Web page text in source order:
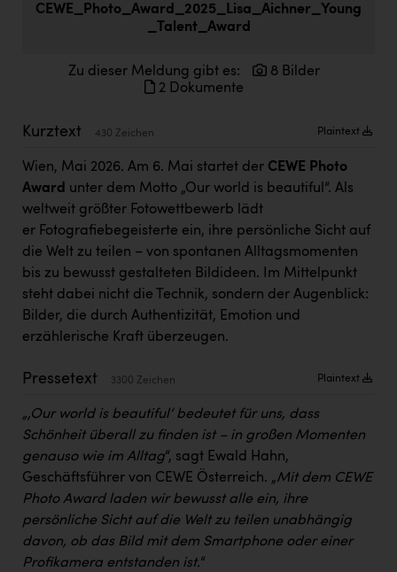
Doppler Gruppe
HIG Infomotion Group
IFE Austria GmbH
Immotech
INTERSPAR
INTERSPORT Austria
Jesolo
Jane Goodall Institute Austria
Kärcher
Karin Liedl
KEBA
KIWI Kinderwunsch Institut Dr. Loimer
KLIPP Frisör
CEWE_Photo_Award_2025_Lisa_Aichner_Young
_Talent_Award
Zu dieser Meldung gibt es:
8 Bilder
2 Dokumente
Kurztext 430 Zeichen Plaintext
Wien, Mai 2026. Am 6. Mai startet der CEWE Photo
Award unter dem Motto „Our world is beautiful“. Als
weltweit größter Fotowettbewerb lädt
er Fotografiebegeisterte ein, ihre persönliche Sicht auf
die Welt zu teilen – von spontanen Alltagsmomenten
bis zu bewusst gestalteten Bildideen. Im Mittelpunkt
steht dabei nicht die Technik, sondern der Augenblick:
Bilder, die durch Authentizität, Emotion und
erzählerische Kraft überzeugen.
Pressetext 3300 Zeichen Plaintext
„,Our world is beautiful‘ bedeutet für uns, dass
Schönheit überall zu finden ist – in großen Momenten
genauso wie im Alltag“, sagt Ewald Hahn,
Geschäftsführer von CEWE Österreich. „Mit dem CEWE
Photo Award laden wir bewusst alle ein, ihre
persönliche Sicht auf die Welt zu teilen unabhängig
davon, ob das Bild mit dem Smartphone oder einer
Profikamera entstanden ist.“